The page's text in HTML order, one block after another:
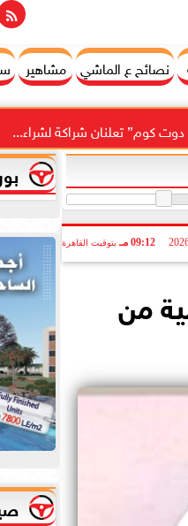
نصائح ع الماشي مشاهير
شراكة لشراء...
09:12 مـ بتوقيت القاهرة
من